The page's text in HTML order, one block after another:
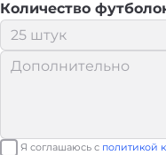
Количество
Я соглашаюсь с политикой